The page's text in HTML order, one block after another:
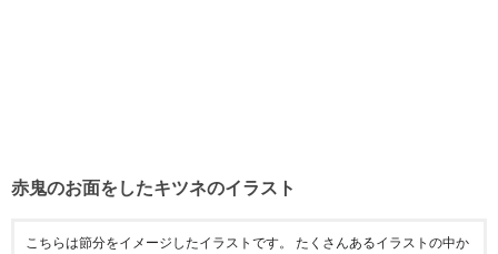
赤鬼のお面をしたキツネのイラスト
こちらは節分をイメージしたイラストです。 たくさんあるイラストの中か